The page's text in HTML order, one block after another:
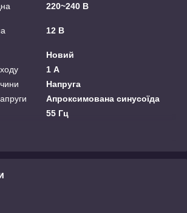
220~240 В
12 В
Новий
1 А
Напруга
Апроксимована синусоїда
55 Гц